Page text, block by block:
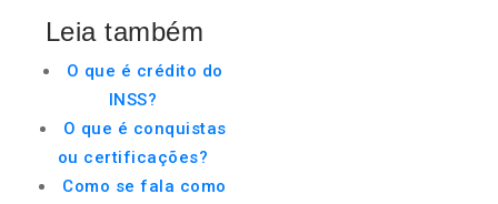
Leia também
O que é crédito do
INSS?
O que é conquistas
ou certificações?
Como se fala como